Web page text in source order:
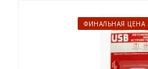
ФИНАЛЬНАЯ ЦЕНА